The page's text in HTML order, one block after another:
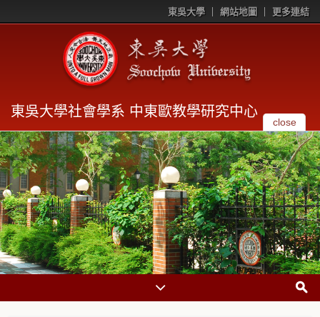
東吳大學 網站地圖 更多連結
東吳大學社會學系 中東歐教學研究中心
close